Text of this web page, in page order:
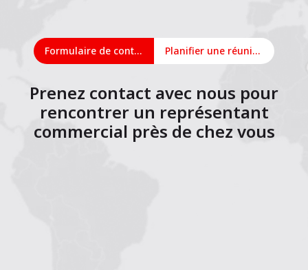
Formulaire de contact Planifier une réunion en ligne
Prenez contact avec nous pour
rencontrer un représentant
commercial près de chez vous